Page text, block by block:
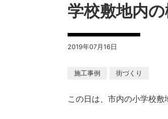
学校敷地内
2019年07月16日
施工事例 街づくり
この日は、市内の小学校敷